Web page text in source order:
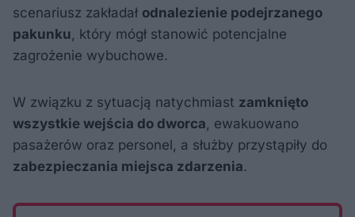
scenariusz zakładał odnalezienie podejrzanego
pakunku , który mógł stanowić potencjalne
zagrożenie wybuchowe.
W związku z sytuacją natychmiast zamknięto
wszystkie wejścia do dworca , ewakuowano
pasażerów oraz personel, a służby przystąpiły do
zabezpieczania miejsca zdarzenia.